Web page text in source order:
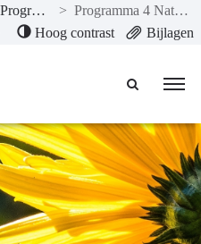
Programma’s >
Programma 4 Natuur en milieu
Hoog contrast Bijlagen